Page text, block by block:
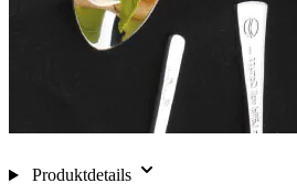
Produktdetails